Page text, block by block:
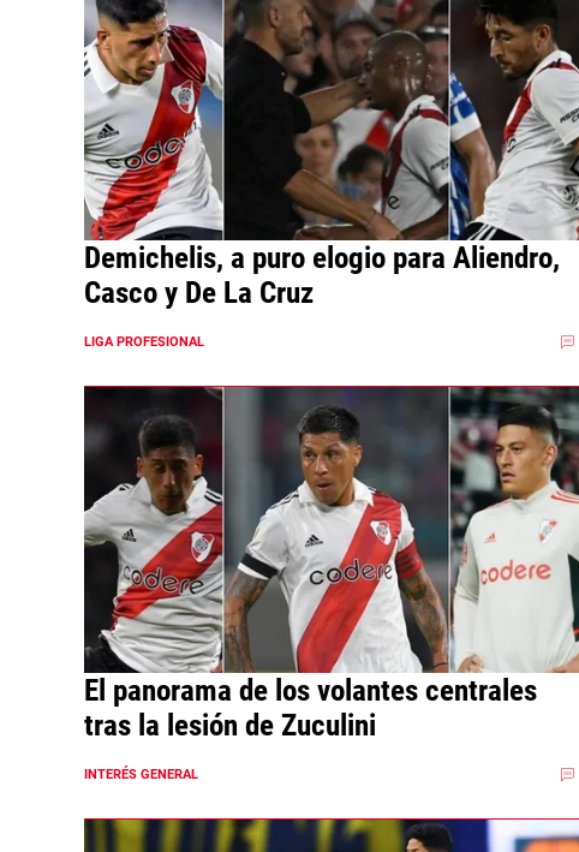
Demichelis, a puro elogio para Aliendro,
Casco y De La Cruz
LIGA PROFESIONAL
El panorama de los volantes centrales
tras la lesión de Zuculini
INTERÉS GENERAL